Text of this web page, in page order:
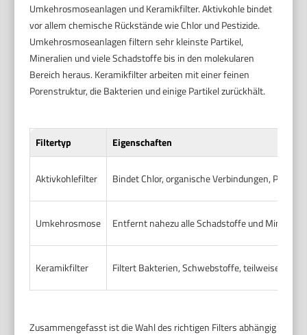
Umkehrosmoseanlagen und Keramikfilter. Aktivkohle bindet
vor allem chemische Rückstände wie Chlor und Pestizide.
Umkehrosmoseanlagen filtern sehr kleinste Partikel,
Mineralien und viele Schadstoffe bis in den molekularen
Bereich heraus. Keramikfilter arbeiten mit einer feinen
Porenstruktur, die Bakterien und einige Partikel zurückhält.
Filtertyp Eigenschaften
Aktivkohlefilter Bindet Chlor, organische Verbindungen,
Umkehrosmose Entfernt nahezu alle Schadstoffe und
Keramikfilter Filtert Bakterien, Schwebstoffe, teilweise Viren
Zusammengefasst ist die Wahl des richtigen Filters abhängig